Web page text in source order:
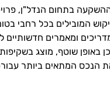
בתחום הנדל"ן,
המובילים בכל רחבי
ומאמרים חדשותיים
באופן שוטף, מוצג
הנכס המתאים ביותר